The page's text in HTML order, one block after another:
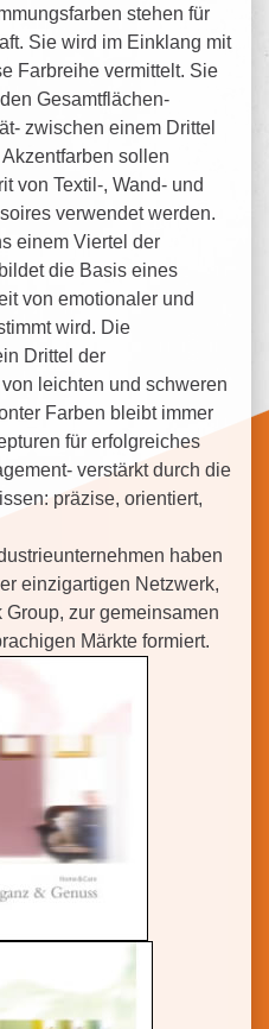
stehen für
Sie wird im Einklang mit
Farbreihe vermittelt. Sie
Gesamtflächen-
zwischen einem Drittel
sollen
von Textil-, Wand- und
verwendet werden.
einem Viertel der
die Basis eines
von emotionaler und
wird. Die
Drittel der
leichten und schweren
Farben bleibt immer
für erfolgreiches
verstärkt durch die
präzise, orientiert,
haben
einzigartigen Netzwerk,
zur gemeinsamen
Märkte formiert.